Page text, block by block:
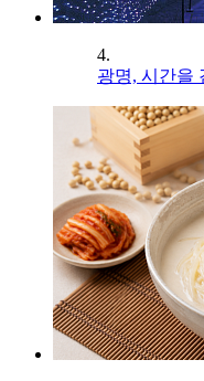
4.
광명, 시간을